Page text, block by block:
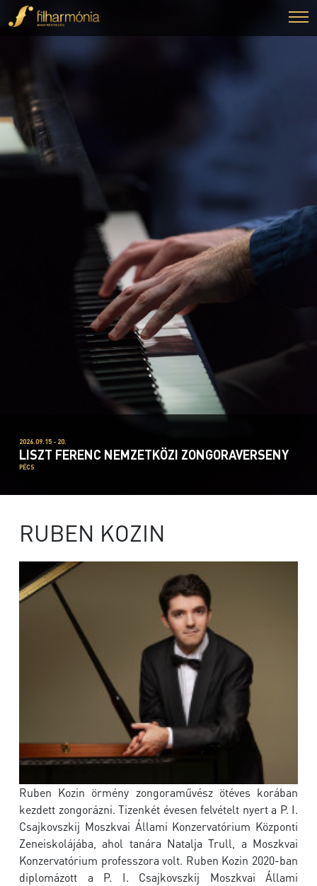
2026.09.15 - 20.
LISZT FERENC NEMZETKÖZI ZONGORAVERSENY
PÉCS
RUBEN KOZIN
Ruben Kozin örmény zongoraművész ötéves korában
kezdett zongorázni. Tizenkét évesen felvételt nyert a P. I.
Csajkovszkij Moszkvai Állami Konzervatórium Központi
Zeneiskolájába, ahol tanára Natalja Trull, a Moszkvai
Konzervatórium professzora volt. Ruben Kozin 2020-ban
diplomázott a P. I. Csajkovszkij Moszkvai Állami